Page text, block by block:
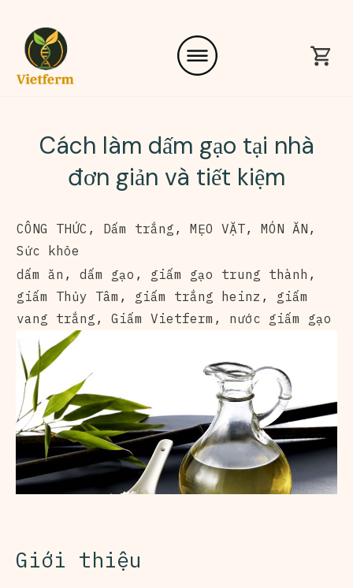
Cách làm dấm gạo tại nhà
đơn giản và tiết kiệm
CÔNG THỨC , Dấm trắng , MẸO VẶT, MÓN ĂN ,
Sức khỏe
dấm ăn , dấm gạo , giấm gạo trung thành ,
giấm Thủy Tâm , giấm trắng heinz , giấm
vang trắng , Giấm Vietferm , nước giấm gạo
Giới thiệu